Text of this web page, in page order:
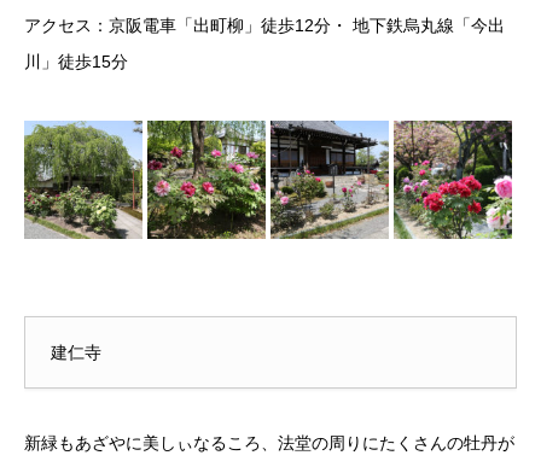
アクセス：京阪電車「出町柳」徒歩12分・ 地下鉄烏丸線「今出
川」徒歩15分
建仁寺
新緑もあざやに美しぃなるころ、法堂の周りにたくさんの牡丹が